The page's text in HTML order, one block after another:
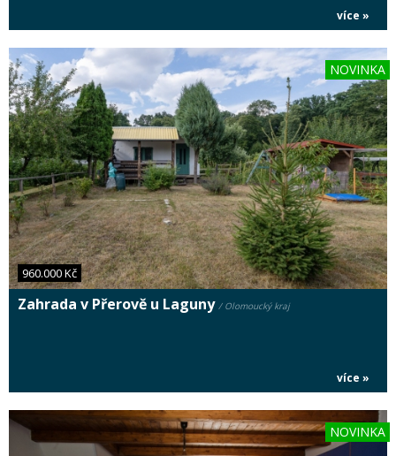
více »
960.000 Kč
NOVINKA
Zahrada v Přerově u Laguny / Olomoucký kraj
více »
NOVINKA